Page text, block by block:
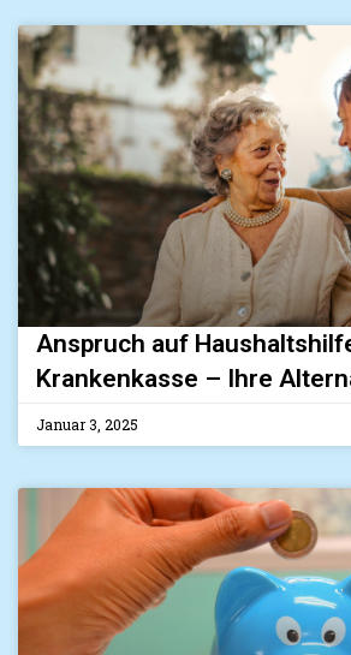
Anspruch auf
Krankenkasse – Ihre
Januar 3, 2025